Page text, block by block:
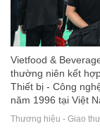
Vietfood &
thường niên kết
Thiết bị - Công
năm 1996 tại Việt
Thương hiệu - Giao